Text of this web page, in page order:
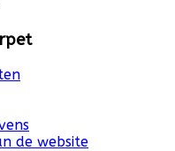
de website